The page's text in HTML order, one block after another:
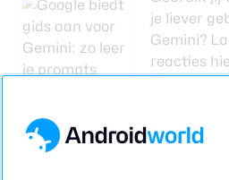
Google biedt
gids aan voor
Gemini: zo leer
je liever
Gemini?
reacties